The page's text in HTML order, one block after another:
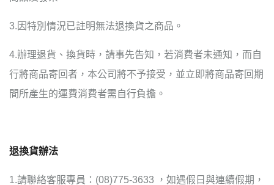
3.因特別情況已註明無法退換貨之商品。
4.辦理退貨、換貨時，請事先告知，若消費者未通知，而自
行將商品寄回者，本公司將不予接受，並立即將商品寄回期
間所產生的運費消費者需自行負擔。
退換貨辦法
1.請聯絡客服專員：(08)775-3633 ，如遇假日與連續假期，